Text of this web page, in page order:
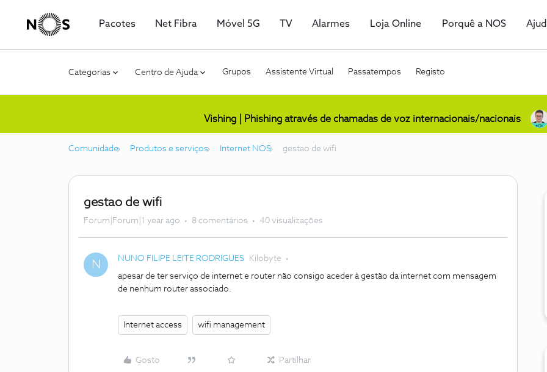
Pacotes Net Fibra Móvel 5G TV Alarmes Loja Online Porquê a NOS
Categorias Centro de Ajuda Grupos Assistente Virtual Passatempos Registo
Vishing | Phishing através de chamadas de voz internacionais/nacionais
Comunidade Produtos e serviços Internet NOS gestao de wifi
gestao de wifi
Forum|Forum|1 year ago 8 comentários 40 visualizações
N NUNO FILIPE LEITE RODRIGUES Kilobyte
apesar de ter serviço de internet e router não consigo aceder à gestão da internet com mensagem
de nenhum router associado.
Internet access wifi management
Gosto Partilhar